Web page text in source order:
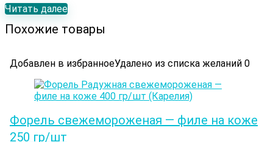
Читать далее
Похожие товары
Добавлен в избранноеУдалено из списка желаний 0
Форель свежемороженая — филе на коже
250 гр/шт